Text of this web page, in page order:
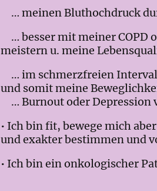
… meinen Bluthochdruck
… besser mit meiner COPD
meistern u. meine
… im schmerzfreien
und somit meine
… Burnout oder Depression
• Ich bin fit, bewege mich
und exakter bestimmen und
• Ich bin ein onkologischer